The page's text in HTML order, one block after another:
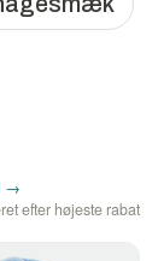
→
efter højeste rabat